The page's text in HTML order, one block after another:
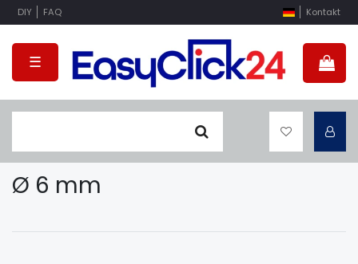
DIY FAQ Kontakt
☰
Ø 6 mm